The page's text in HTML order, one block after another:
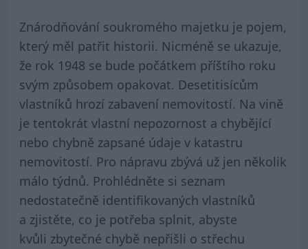
Znárodňování soukromého majetku je pojem,
který měl patřit historii. Nicméně se ukazuje,
že rok 1948 se bude počátkem příštího roku
svým způsobem opakovat. Desetitisícům
vlastníků hrozí zabavení nemovitostí. Na vině
je tentokrát vlastní nepozornost a chybějící
nebo chybně zapsané údaje v katastru
nemovitostí. Pro nápravu zbývá už jen několik
málo týdnů. Prohlédněte si seznam
nedostatečně identifikovaných vlastníků
a zjistěte, co je potřeba splnit, abyste
kvůli zbytečné chybě nepřišli o střechu